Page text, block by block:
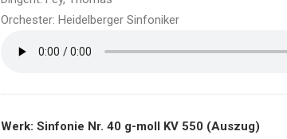
Orchester: Heidelberger Sinfoniker
Werk: Sinfonie Nr. 40 g-moll KV 550 (Auszug)